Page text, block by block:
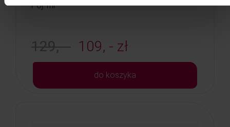
Poj: ml
129, - 109, - zł
do koszyka